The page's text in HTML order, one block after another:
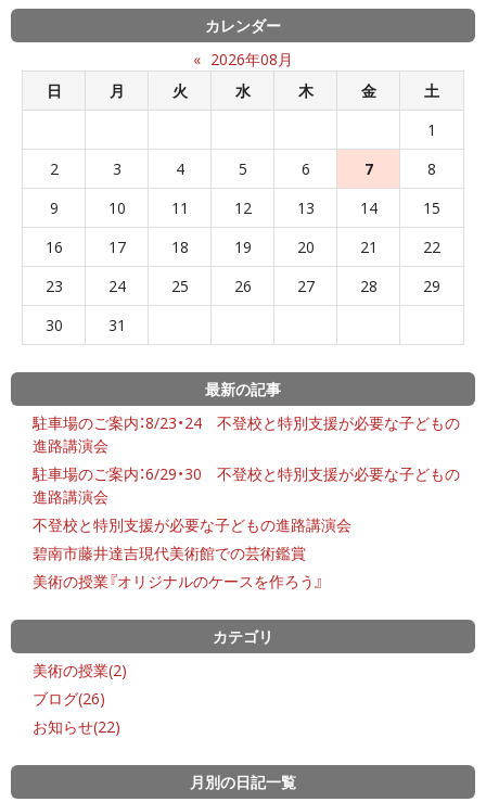
カレンダー
« 2026年08月
日
月 火 水 木 金
土
1
2
3 4 5 6 7
8
9
10 11 12 13 14
15
16
17 18 19 20 21
22
23
24 25 26 27 28
29
30
31
最新の記事
駐車場のご案内：8/23・24 不登校と特別支援が必要な子どもの
進路講演会
駐車場のご案内：6/29・30 不登校と特別支援が必要な子どもの
進路講演会
不登校と特別支援が必要な子どもの進路講演会
碧南市藤井達吉現代美術館での芸術鑑賞
美術の授業『オリジナルのケースを作ろう』
カテゴリ
美術の授業(2)
ブログ(26)
お知らせ(22)
月別の日記一覧